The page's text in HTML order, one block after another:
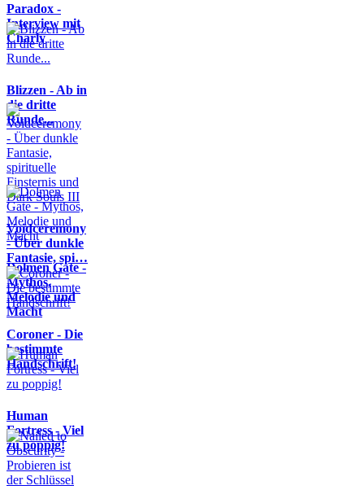
Paradox -
Interview mit
Charly
Blizzen - Ab in
die dritte
Runde...
Voidceremony
- Über dunkle
Fantasie, spi…
Dolmen Gate -
Mythos,
Melodie und
Macht
Coroner - Die
bestimmte
Handschrift!
Human
Fortress - Viel
zu poppig!